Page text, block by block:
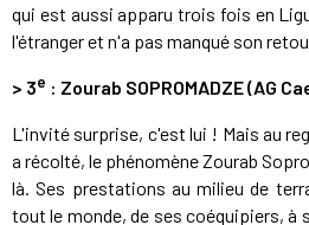
qui est aussi apparu trois fois en
l'étranger et n'a pas manqué son
> 3e : Zourab SOPROMADZE (AG
L'invité surprise, c'est lui ! Mais au
a récolté, le phénomène Zourab
là. Ses prestations au milieu de
tout le monde, de ses coéquipiers, à